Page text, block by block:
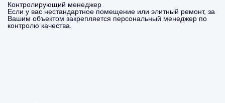
Контролирующий менеджер
Если у вас нестандартное помещение или элитный ремонт, за
Вашим объектом закрепляется персональный менеджер по
контролю качества.